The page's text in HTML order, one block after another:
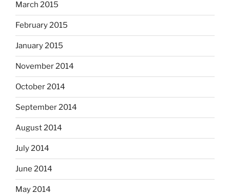
March 2015
February 2015
January 2015
November 2014
October 2014
September 2014
August 2014
July 2014
June 2014
May 2014